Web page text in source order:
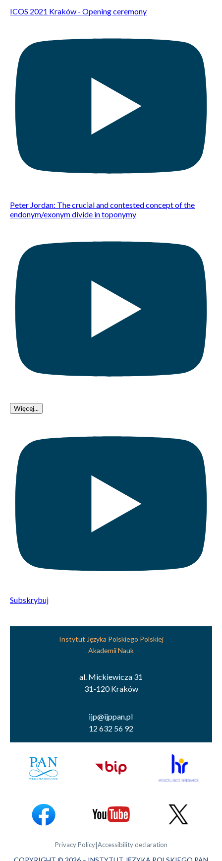
ICOS 2021 Kraków - Opening ceremony
Peter Jordan: The crucial and contested concept of the
endonym/exonym divide in toponymy
Więcej...
Subskrybuj
Instytut Języka Polskiego Polskiej
Akademii Nauk
al. Mickiewicza 31
31-120 Kraków
ijp@ijppan.pl
12 632 56 92
Privacy Policy|Accessibility declaration